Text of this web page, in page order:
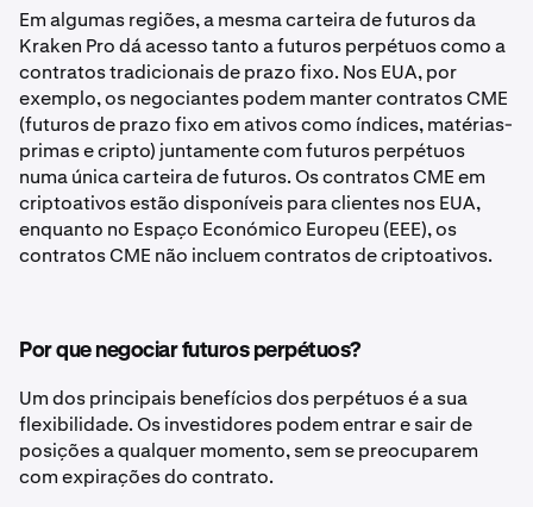
Em algumas regiões, a mesma carteira de futuros da
Kraken Pro dá acesso tanto a futuros perpétuos como a
contratos tradicionais de prazo fixo. Nos EUA, por
exemplo, os negociantes podem manter contratos CME
(futuros de prazo fixo em ativos como índices, matérias-
primas e cripto) juntamente com futuros perpétuos
numa única carteira de futuros. Os contratos CME em
criptoativos estão disponíveis para clientes nos EUA,
enquanto no Espaço Económico Europeu (EEE), os
contratos CME não incluem contratos de criptoativos.
Por que negociar futuros perpétuos?
Um dos principais benefícios dos perpétuos é a sua
flexibilidade. Os investidores podem entrar e sair de
posições a qualquer momento, sem se preocuparem
com expirações do contrato.